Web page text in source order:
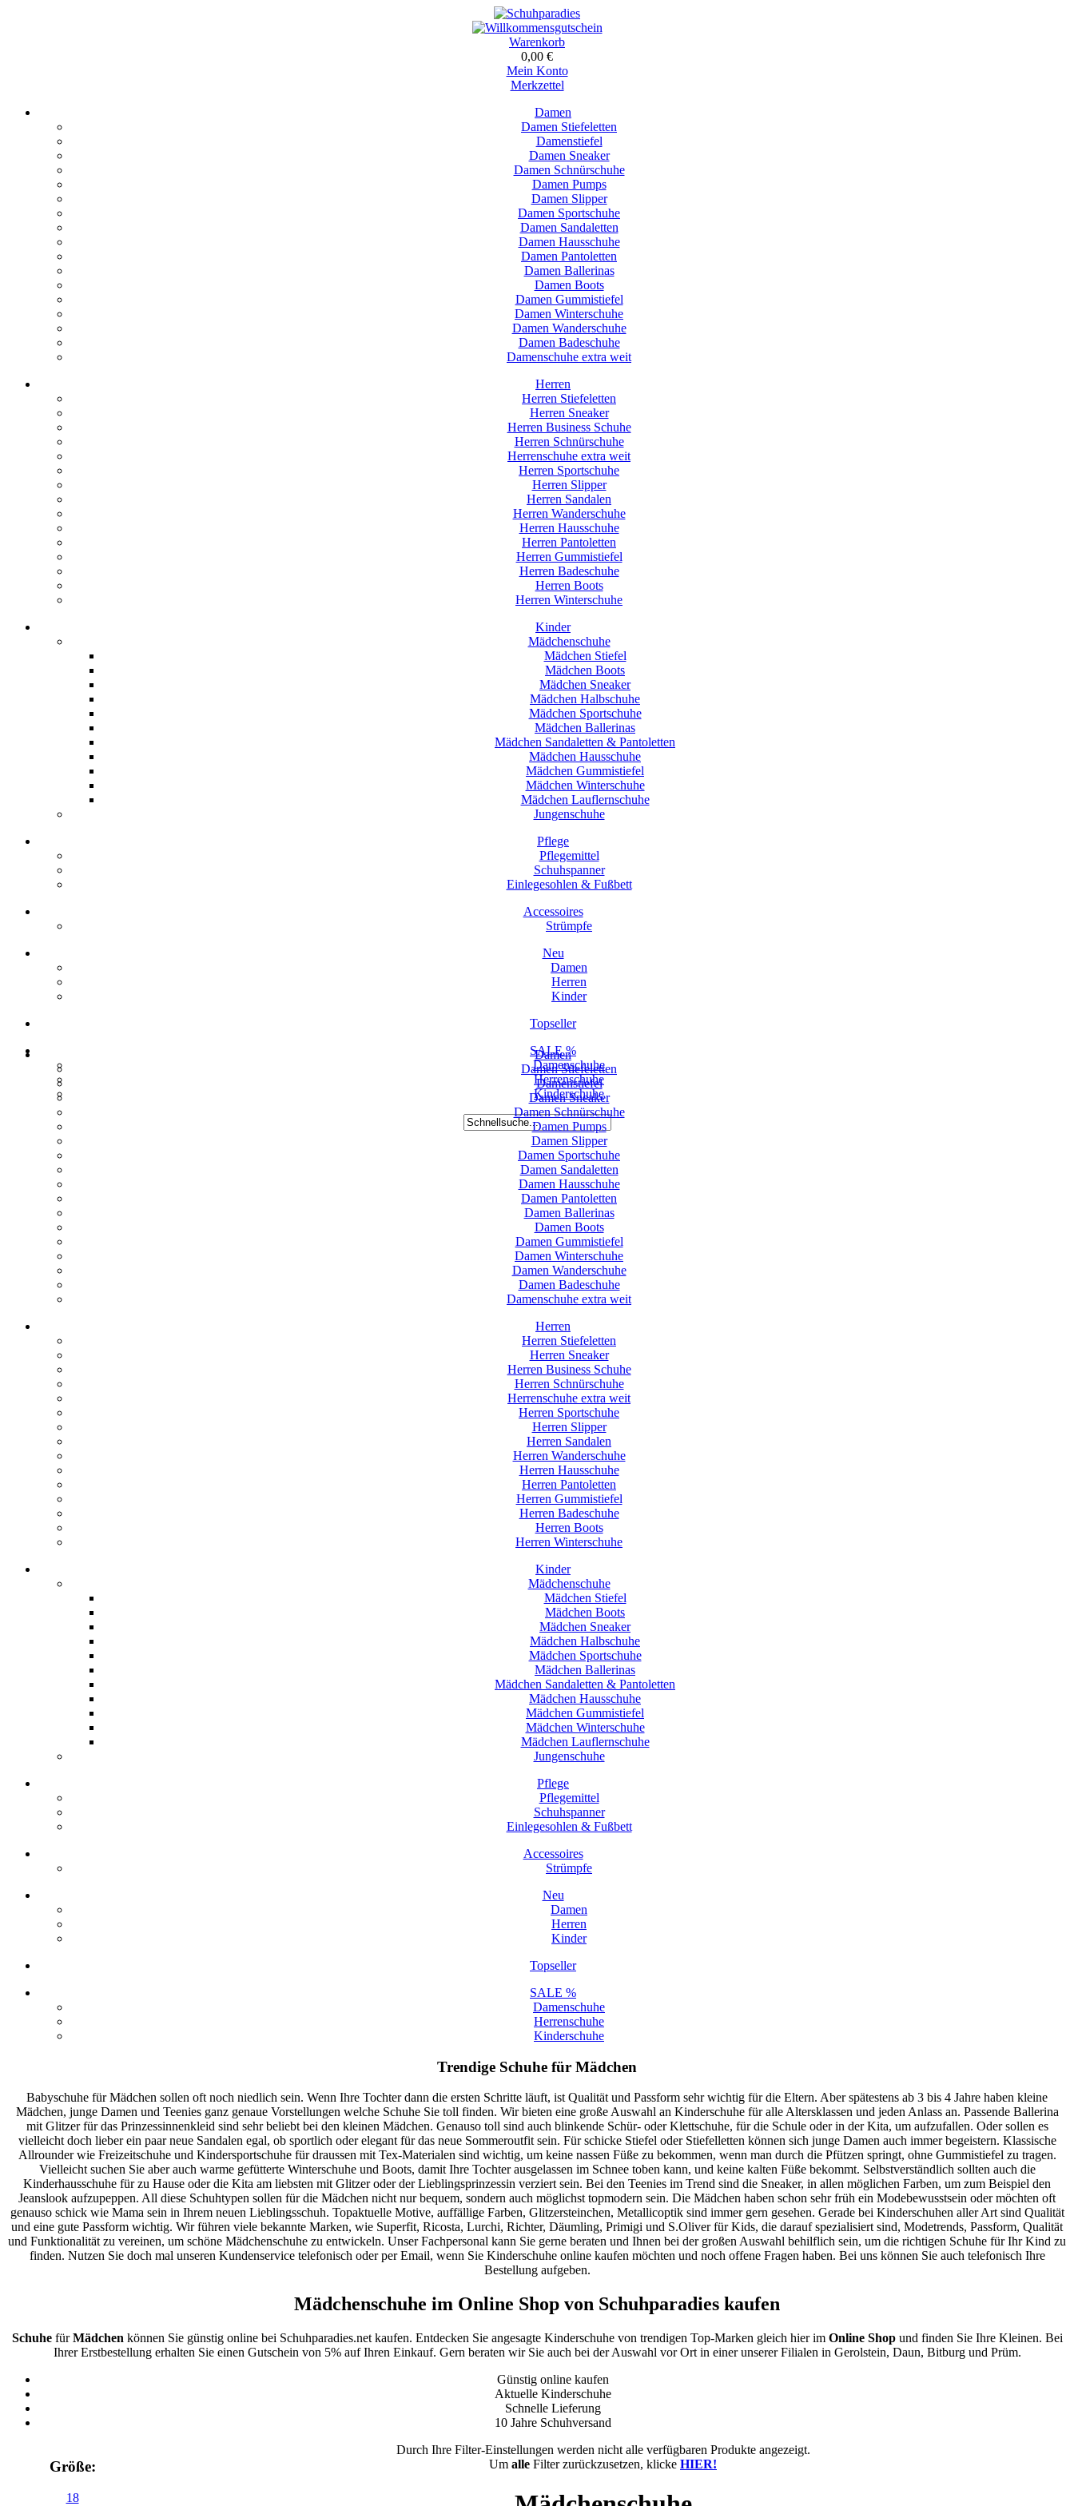
Warenkorb
0,00 €
Mein Konto
Merkzettel
Damen
Damen Stiefeletten
Damenstiefel
Damen Sneaker
Damen Schnürschuhe
Damen Pumps
Damen Slipper
Damen Sportschuhe
Damen Sandaletten
Damen Hausschuhe
Damen Pantoletten
Damen Ballerinas
Damen Boots
Damen Gummistiefel
Damen Winterschuhe
Damen Wanderschuhe
Damen Badeschuhe
Damenschuhe extra weit
Herren
Herren Stiefeletten
Herren Sneaker
Herren Business Schuhe
Herren Schnürschuhe
Herrenschuhe extra weit
Herren Sportschuhe
Herren Slipper
Herren Sandalen
Herren Wanderschuhe
Herren Hausschuhe
Herren Pantoletten
Herren Gummistiefel
Herren Badeschuhe
Herren Boots
Herren Winterschuhe
Kinder
Mädchenschuhe
Mädchen Stiefel
Mädchen Boots
Mädchen Sneaker
Mädchen Halbschuhe
Mädchen Sportschuhe
Mädchen Ballerinas
Mädchen Sandaletten & Pantoletten
Mädchen Hausschuhe
Mädchen Gummistiefel
Mädchen Winterschuhe
Mädchen Lauflernschuhe
Jungenschuhe
Pflege
Pflegemittel
Schuhspanner
Einlegesohlen & Fußbett
Accessoires
Strümpfe
Neu
Damen
Herren
Kinder
Topseller
SALE %
Damenschuhe
Herrenschuhe
Kinderschuhe
Damen
Damen Stiefeletten
Damenstiefel
Damen Sneaker
Damen Schnürschuhe
Damen Pumps
Damen Slipper
Damen Sportschuhe
Damen Sandaletten
Damen Hausschuhe
Damen Pantoletten
Damen Ballerinas
Damen Boots
Damen Gummistiefel
Damen Winterschuhe
Damen Wanderschuhe
Damen Badeschuhe
Damenschuhe extra weit
Herren
Herren Stiefeletten
Herren Sneaker
Herren Business Schuhe
Herren Schnürschuhe
Herrenschuhe extra weit
Herren Sportschuhe
Herren Slipper
Herren Sandalen
Herren Wanderschuhe
Herren Hausschuhe
Herren Pantoletten
Herren Gummistiefel
Herren Badeschuhe
Herren Boots
Herren Winterschuhe
Kinder
Mädchenschuhe
Mädchen Stiefel
Mädchen Boots
Mädchen Sneaker
Mädchen Halbschuhe
Mädchen Sportschuhe
Mädchen Ballerinas
Mädchen Sandaletten & Pantoletten
Mädchen Hausschuhe
Mädchen Gummistiefel
Mädchen Winterschuhe
Mädchen Lauflernschuhe
Jungenschuhe
Pflege
Pflegemittel
Schuhspanner
Einlegesohlen & Fußbett
Accessoires
Strümpfe
Neu
Damen
Herren
Kinder
Topseller
SALE %
Damenschuhe
Herrenschuhe
Kinderschuhe
Trendige Schuhe für Mädchen
Babyschuhe für Mädchen sollen oft noch niedlich sein. Wenn Ihre Tochter dann die ersten Schritte läuft, ist Qualität und Passform sehr wichtig für die Eltern. Aber spätestens ab 3 bis 4 Jahre haben kleine
Mädchen, junge Damen und Teenies ganz genaue Vorstellungen welche Schuhe Sie toll finden. Wir bieten eine große Auswahl an Kinderschuhe für alle Altersklassen und jeden Anlass an. Passende Ballerina
mit Glitzer für das Prinzessinnenkleid sind sehr beliebt bei den kleinen Mädchen. Genauso toll sind auch blinkende Schür- oder Klettschuhe, für die Schule oder in der Kita, um aufzufallen. Oder sollen es
vielleicht doch lieber ein paar neue Sandalen egal, ob sportlich oder elegant für das neue Sommeroutfit sein. Für schicke Stiefel oder Stiefelletten können sich junge Damen auch immer begeistern. Klassische
Allrounder wie Freizeitschuhe und Kindersportschuhe für draussen mit Tex-Materialen sind wichtig, um keine nassen Füße zu bekommen, wenn man durch die Pfützen springt, ohne Gummistiefel zu tragen.
Vielleicht suchen Sie aber auch warme gefütterte Winterschuhe und Boots, damit Ihre Tochter ausgelassen im Schnee toben kann, und keine kalten Füße bekommt. Selbstverständlich sollten auch die
Kinderhausschuhe für zu Hause oder die Kita am liebsten mit Glitzer oder der Lieblingsprinzessin verziert sein. Bei den Teenies im Trend sind die Sneaker, in allen möglichen Farben, um zum Beispiel den
Jeanslook aufzupeppen. All diese Schuhtypen sollen für die Mädchen nicht nur bequem, sondern auch möglichst topmodern sein. Die Mädchen haben schon sehr früh ein Modebewusstsein oder möchten oft
genauso schick wie Mama sein in Ihrem neuen Lieblingsschuh. Topaktuelle Motive, auffällige Farben, Glitzersteinchen, Metallicoptik sind immer gern gesehen. Gerade bei Kinderschuhen aller Art sind Qualität
und eine gute Passform wichtig. Wir führen viele bekannte Marken, wie Superfit, Ricosta, Lurchi, Richter, Däumling, Primigi und S.Oliver für Kids, die darauf spezialisiert sind, Modetrends, Passform, Qualität
und Funktionalität zu vereinen, um schöne Mädchenschuhe zu entwickeln. Unser Fachpersonal kann Sie gerne beraten und Ihnen bei der großen Auswahl behilflich sein, um die richtigen Schuhe für Ihr Kind zu
finden. Nutzen Sie doch mal unseren Kundenservice telefonisch oder per Email, wenn Sie Kinderschuhe online kaufen möchten und noch offene Fragen haben. Bei uns können Sie auch telefonisch Ihre
Bestellung aufgeben.
Mädchenschuhe im Online Shop von Schuhparadies kaufen
SchuhefürMädchen können Sie günstig online bei Schuhparadies.net kaufen. Entdecken Sie angesagte Kinderschuhe von trendigen Top-Marken gleich hier im Online Shopund finden Sie Ihre Kleinen. Bei
Ihrer Erstbestellung erhalten Sie einen Gutschein von 5% auf Ihren Einkauf. Gern beraten wir Sie auch bei der Auswahl vor Ort in einer unserer Filialen in Gerolstein, Daun, Bitburg und Prüm.
Günstig online kaufen
Aktuelle Kinderschuhe
Schnelle Lieferung
10 Jahre Schuhversand
Größe:
18
Durch Ihre Filter-Einstellungen werden nicht alle verfügbaren Produkte angezeigt.
Um alle Filter zurückzusetzen, klicke HIER!